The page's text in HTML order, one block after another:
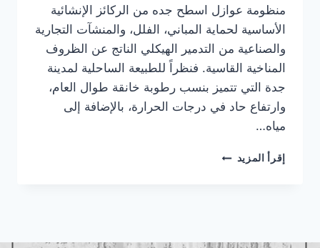
منظومة عوازل اسطح جده من الركائز الإنشائية
الأساسية لحماية المباني، الفلل، والمنشآت التجارية
والصناعية من التدمير الهيكلي الناتج عن الظروف
المناخية القاسية. فنظراً للطبيعة الساحلية لمدينة
جدة التي تتميز بنسب رطوبة خانقة طوال العام،
وارتفاع حاد في درجات الحرارة، بالإضافة إلى
مياه…
إقرأ المزيد معلم
اسطح